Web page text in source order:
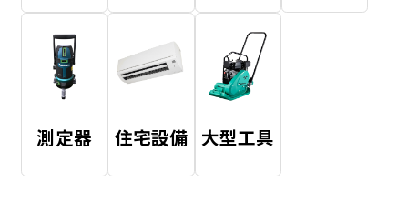
測定器 住宅設備 大型工具